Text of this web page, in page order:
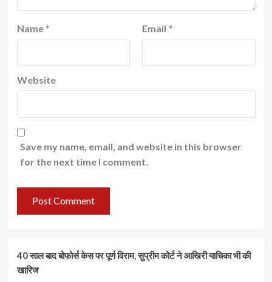
Name * Email *
Website
Save my name, email, and website in this browser
for the next time I comment.
40 साल बाद बोफोर्स केस पर पूर्ण विराम, सुप्रीम कोर्ट ने आखिरी याचिका भी की
खारिज